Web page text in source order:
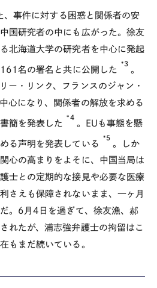
、事件に対する困惑と関係者の安
国研究者の中にも広がった。徐友
北海道大学の研究者を中心に発起
名の署名と共に公開した
*3
。
ー・リンク、フランスのジャン・
心になり、関係者の解放を求める
簡を発表した
*4
。EUも事態を懸
る声明を発表している
*5
。しか
心の高まりをよそに、中国当局は
士との定期的な接見や必要な医療
さえも保障されないまま、一ヶ月
。6月4日を過ぎて、徐友漁、郝
れたが、浦志強弁護士の拘留はこ
もまだ続いている。